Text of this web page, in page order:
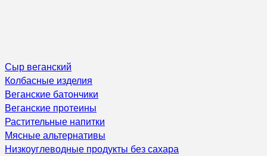
Сыр веганский
Колбасные изделия
Веганские батончики
Веганские протеины
Растительные напитки
Мясные альтернативы
Низкоуглеводные продукты без сахара